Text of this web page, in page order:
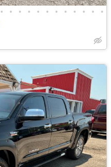
• • • • • • • • • • • •